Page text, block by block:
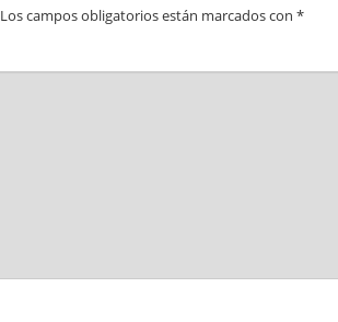
Los campos obligatorios están marcados con *